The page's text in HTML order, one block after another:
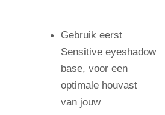
Gebruik eerst
Sensitive eyeshadow
base, voor een
optimale houvast
van jouw